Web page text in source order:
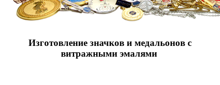
Изготовление значков и медальонов с
витражными эмалями